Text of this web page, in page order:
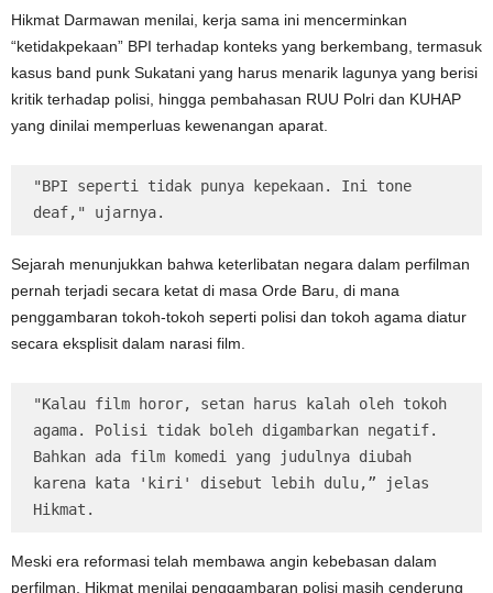
Hikmat Darmawan menilai, kerja sama ini mencerminkan
“ketidakpekaan” BPI terhadap konteks yang berkembang, termasuk
kasus band punk Sukatani yang harus menarik lagunya yang berisi
kritik terhadap polisi, hingga pembahasan RUU Polri dan KUHAP
yang dinilai memperluas kewenangan aparat.
"BPI seperti tidak punya kepekaan. Ini tone
deaf," ujarnya.
Sejarah menunjukkan bahwa keterlibatan negara dalam perfilman
pernah terjadi secara ketat di masa Orde Baru, di mana
penggambaran tokoh-tokoh seperti polisi dan tokoh agama diatur
secara eksplisit dalam narasi film.
"Kalau film horor, setan harus kalah oleh tokoh
agama. Polisi tidak boleh digambarkan negatif.
Bahkan ada film komedi yang judulnya diubah
karena kata 'kiri' disebut lebih dulu,” jelas
Hikmat.
Meski era reformasi telah membawa angin kebebasan dalam
perfilman, Hikmat menilai penggambaran polisi masih cenderung